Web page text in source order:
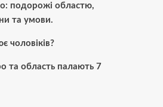
подорожі областю,
та умови.
чоловіків?
та область палають 7